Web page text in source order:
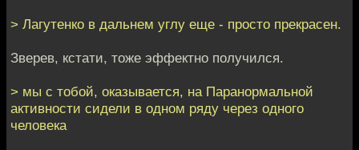
> Лагутенко в дальнем углу еще - просто прекрасен.
Зверев, кстати, тоже эффектно получился.
> мы с тобой, оказывается, на Паранормальной
активности сидели в одном ряду через одного
человека